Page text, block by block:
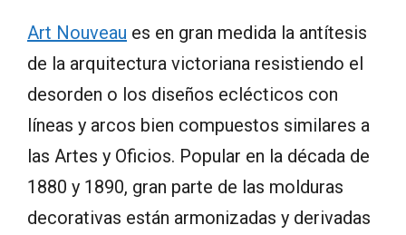
Art Nouveau es en gran medida la antítesis
de la arquitectura victoriana resistiendo el
desorden o los diseños eclécticos con
líneas y arcos bien compuestos similares a
las Artes y Oficios. Popular en la década de
1880 y 1890, gran parte de las molduras
decorativas están armonizadas y derivadas